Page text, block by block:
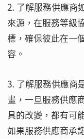
2. 了解服務供應商
來源，在服務等級
標，確保彼此在一
容。
3. 了解服務供應商
畫，一旦服務供應
具的改變，都有可
如果服務供應商承